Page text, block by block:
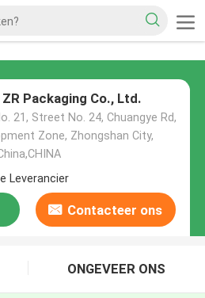
Packaging Co., Ltd.
21, Street No. 24, Chuangye Rd,
Zone, Zhongshan City,
Leverancier
Contacteer ons
ONGEVEER ONS